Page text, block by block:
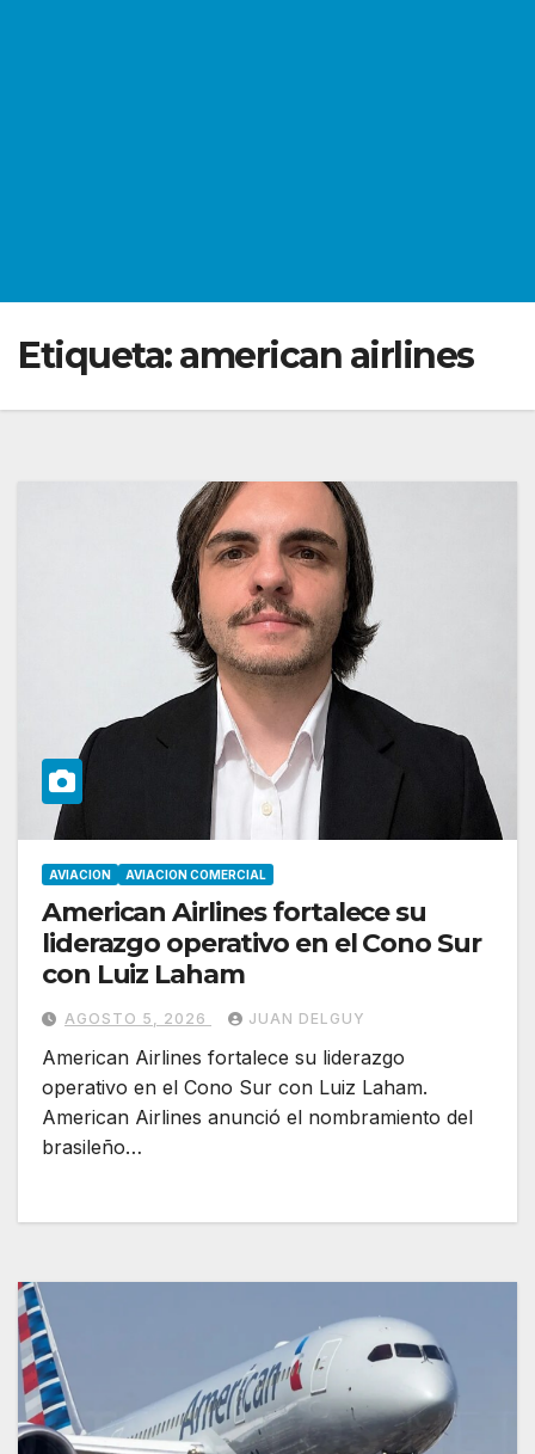
Etiqueta:american airlines
AVIACION AVIACION COMERCIAL
American Airlines fortalece su
liderazgo operativo en el Cono Sur
con Luiz Laham
AGOSTO 5, 2026 JUAN DELGUY
American Airlines fortalece su liderazgo
operativo en el Cono Sur con Luiz Laham.
American Airlines anunció el nombramiento del
brasileño…